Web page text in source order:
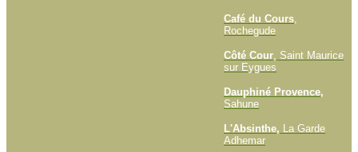
Café du Cours
Rochegude
Côté Cour , Saint Maurice
sur Eygues
Dauphiné Provence,
Sahune
L'Absinthe,
La Garde
Adhemar